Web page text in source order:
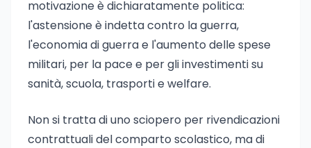
motivazione è dichiaratamente politica:
l'astensione è indetta contro la guerra,
l'economia di guerra e l'aumento delle spese
militari, per la pace e per gli investimenti su
sanità, scuola, trasporti e welfare.
Non si tratta di uno sciopero per rivendicazioni
contrattuali del comparto scolastico, ma di